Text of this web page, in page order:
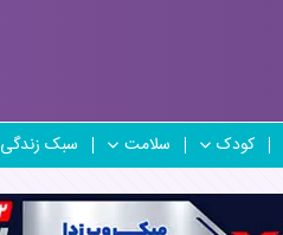
کودک سلامت سبک زندگی